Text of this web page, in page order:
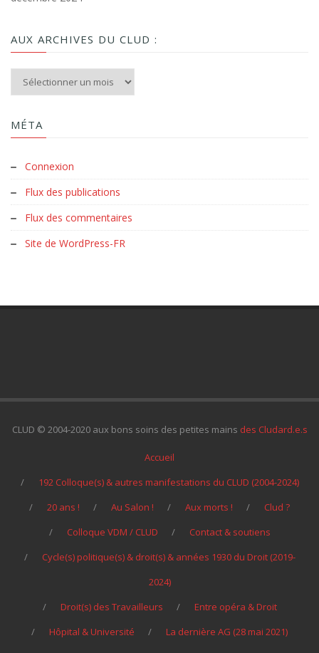
AUX ARCHIVES DU CLUD :
MÉTA
Connexion
Flux des publications
Flux des commentaires
Site de WordPress-FR
CLUD © 2004-2020 aux bons soins des petites mains des Cludard.e.s
Accueil
192 Colloque(s) & autres manifestations du CLUD (2004-2024)
20 ans !
Au Salon ! Aux morts !
Clud ?
Colloque VDM / CLUD
Contact & soutiens
Cycle(s) politique(s) & droit(s) & années 1930 du Droit (2019-
2024)
Droit(s) des Travailleurs
Entre opéra & Droit
Hôpital & Université
La dernière AG (28 mai 2021)